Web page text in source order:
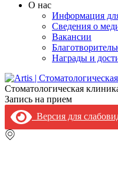
О нас
Информация
Сведения о
Вакансии
Награды и
Стоматологическая
Запись на прием
Версия для